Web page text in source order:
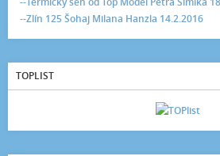
--Zlín 125 Šohaj Milana Hanzla 14.2.2016
TOPLIST